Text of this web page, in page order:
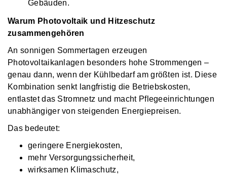
Gebäuden.
Warum Photovoltaik und Hitzeschutz
zusammengehören
An sonnigen Sommertagen erzeugen
Photovoltaikanlagen besonders hohe Strommengen –
genau dann, wenn der Kühlbedarf am größten ist. Diese
Kombination senkt langfristig die Betriebskosten,
entlastet das Stromnetz und macht Pflegeeinrichtungen
unabhängiger von steigenden Energiepreisen.
Das bedeutet:
geringere Energiekosten,
mehr Versorgungssicherheit,
wirksamen Klimaschutz,